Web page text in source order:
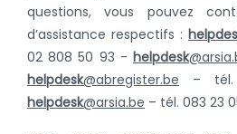
questions, vous pouvez
d’assistance respectifs :
02 808 50 93 - helpdesk
helpdesk@abregister.be –
helpdesk@arsia.be – tél. 083 23